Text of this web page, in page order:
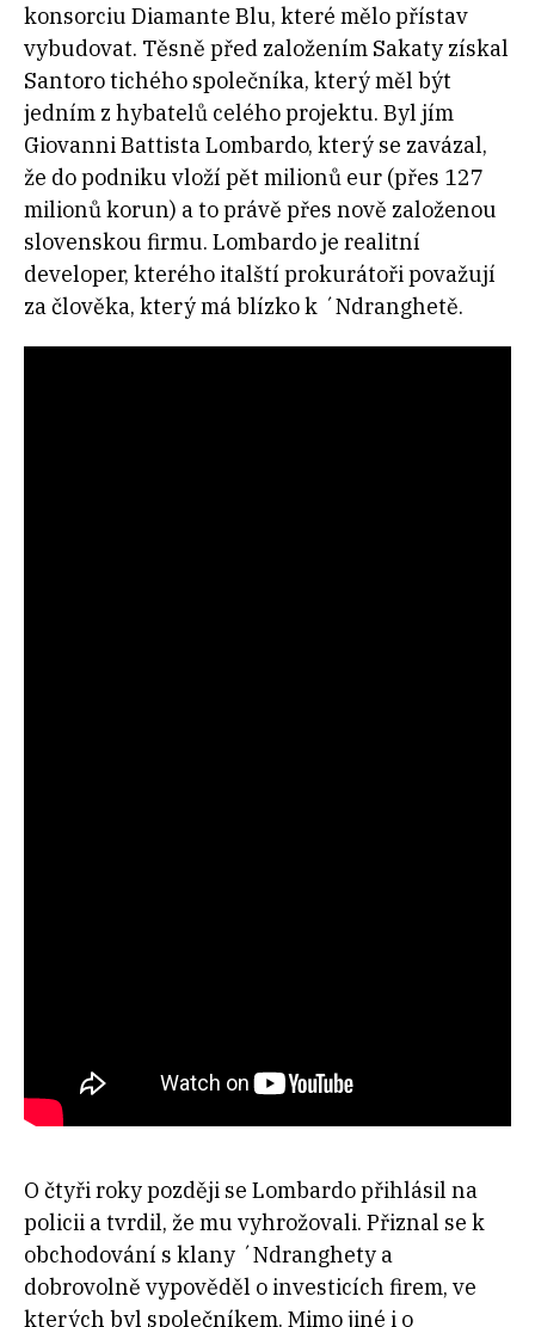
konsorciu Diamante Blu, které mělo přístav
vybudovat. Těsně před založením Sakaty získal
Santoro tichého společníka, který měl být
jedním z hybatelů celého projektu. Byl jím
Giovanni Battista Lombardo, který se zavázal,
že do podniku vloží pět milionů eur (přes 127
milionů korun) a to právě přes nově založenou
slovenskou firmu. Lombardo je realitní
developer, kterého italští prokurátoři považují
za člověka, který má blízko k ´Ndranghetě.
O čtyři roky později se Lombardo přihlásil na
policii a tvrdil, že mu vyhrožovali. Přiznal se k
obchodování s klany ´Ndranghety a
dobrovolně vypověděl o investicích firem, ve
kterých byl společníkem. Mimo jiné i o